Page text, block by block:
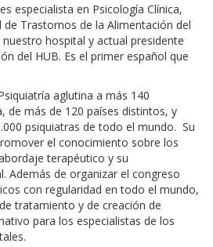
es especialista en Psicología Clínica,
Trastornos de la Alimentación del
hospital y actual presidente
del HUB. Es el primer español que
aglutina a más 140
de más de 120 países distintos, y
psiquiatras de todo el mundo. Su
el conocimiento sobre los
terapéutico y su
Además de organizar el congreso
con regularidad en todo el mundo,
tratamiento y de creación de
para los especialistas de los